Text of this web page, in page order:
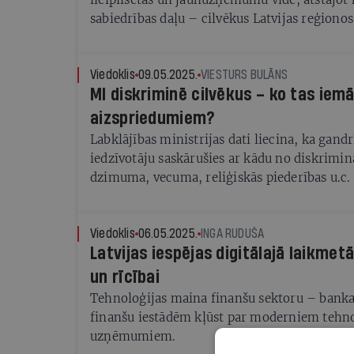
sabiedrības daļu – cilvēkus Latvijas
Viedoklis 09.05.2025. VIESTURS BULĀNS
MI diskriminē cilvēkus – ko tas
aizspriedumiem?
Labklājības ministrijas dati liecina, ka
iedzīvotāju saskārušies ar kādu no
dzimuma, vecuma, reliģiskās piederības u.c.
Viedoklis 06.05.2025. INGA RUDUŠA
Latvijas iespējas digitālajā
un rīcībai
Tehnoloģijas maina finanšu sektoru –
finanšu iestādēm kļūst par moderniem
uzņēmumiem.